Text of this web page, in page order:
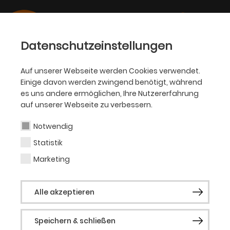
Datenschutzeinstellungen
Auf unserer Webseite werden Cookies verwendet.
Einige davon werden zwingend benötigt, während
es uns andere ermöglichen, Ihre Nutzererfahrung
auf unserer Webseite zu verbessern.
Notwendig
Statistik
Marketing
Alle akzeptieren
Speichern & schließen
OPER
Lukas Hölzl
Regisseur
Lukas Hölzl (geb. Wachernig) studierte
zunächst Theater-, Film- und
Medienwissenschaft an der Universität
Wien. Hierauf folgten diverse Hospitanzen